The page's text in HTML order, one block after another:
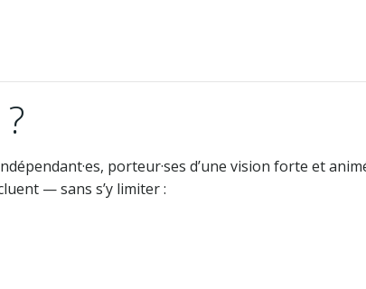
porteur·ses d’une vision forte et
— sans s’y limiter :